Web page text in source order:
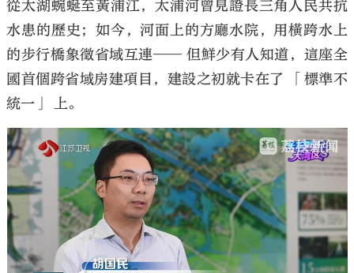
從太湖蜿蜒至黃浦江，太浦河曾見證長三角人民共抗
水患的歷史；如今，河面上的方廳水院，用橫跨水上
的步行橋象徵省域互連—— 但鮮少有人知道，這座全
國首個跨省域房建項目，建設之初就卡在了 「標準不
統一」 上。